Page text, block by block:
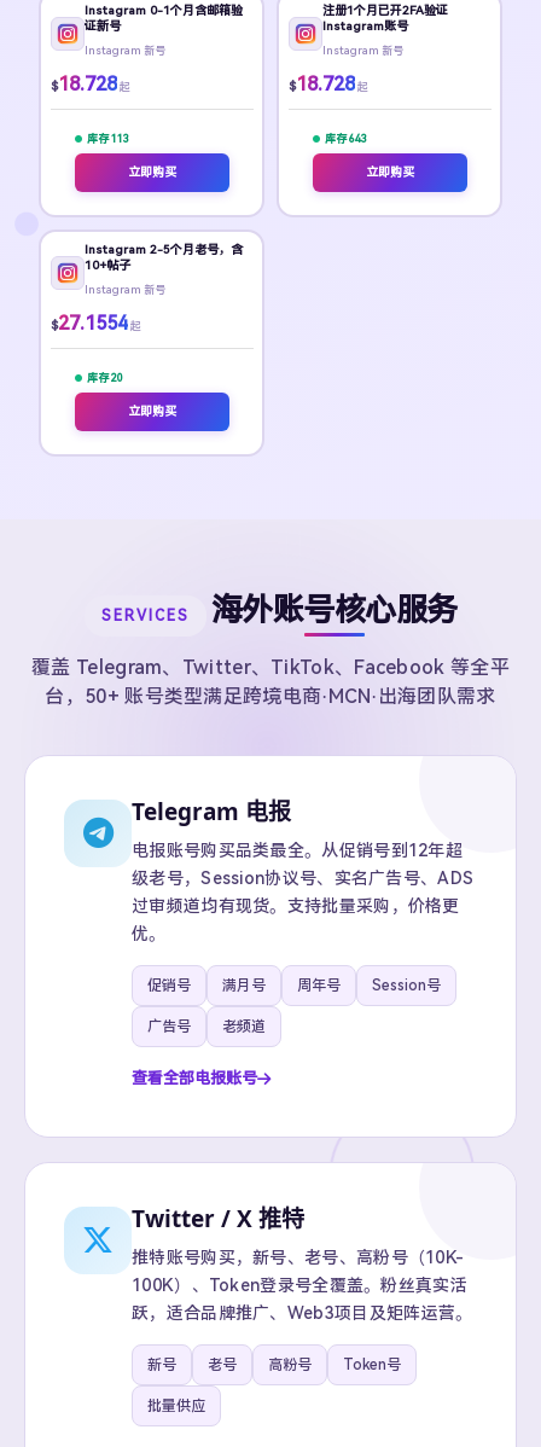
Instagram 0-1个月含邮箱验
证新号
Instagram 新号
$18.728 起
库存 113
立即购买
注册1个月已开2FA验证
Instagram账号
Instagram 新号
$18.728 起
库存 643
立即购买
Instagram 2-5个月老号，含
10+帖子
Instagram 新号
$27.1554 起
库存 20
立即购买
SERVICES 海外账号核心服务
覆盖 Telegram、Twitter、TikTok、Facebook 等全平
台，50+ 账号类型满足跨境电商·MCN·出海团队需求
Telegram 电报
电报账号购买品类最全。从促销号到12年超
级老号，Session协议号、实名广告号、ADS
过审频道均有现货。支持批量采购，价格更
优。
促销号 满月号 周年号 Session号
广告号 老频道
查看全部电报账号
Twitter / X 推特
推特账号购买，新号、老号、高粉号（10K-
100K）、Token登录号全覆盖。粉丝真实活
跃，适合品牌推广、Web3项目及矩阵运营。
新号 老号 高粉号 Token号
批量供应